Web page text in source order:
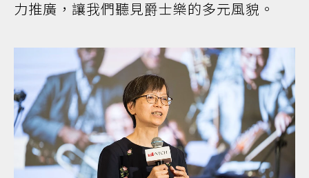
力推廣，讓我們聽見爵士樂的多元風貌。